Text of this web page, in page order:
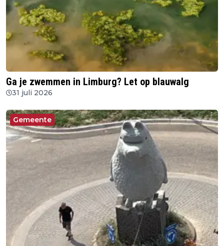
Ga je zwemmen in Limburg? Let op blauwalg
31 juli 2026
Gemeente